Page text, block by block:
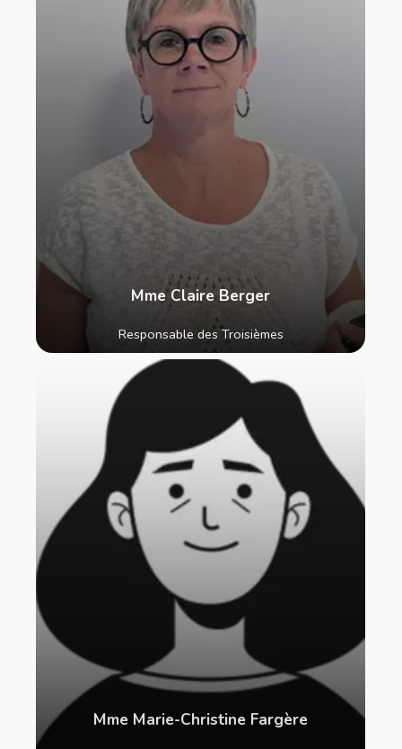
Mme Claire Berger
Responsable des Troisièmes
Mme Marie-Christine Fargère